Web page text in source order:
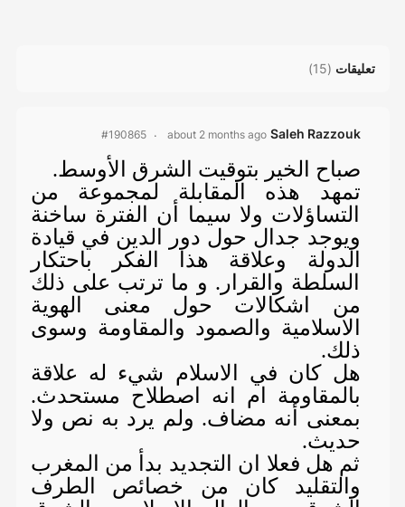
تعليقات (
15
)
Saleh Razzouk
about 2 months ago
#190865
صباح الخير بتوقيت الشرق الأوسط.
تمهد هذه المقابلة لمجموعة من
التساؤلات ولا سيما أن الفترة ساخنة
ويوجد جدال حول دور الدين في قيادة
الدولة وعلاقة هذا الفكر باحتكار
السلطة والقرار. و ما ترتب على ذلك
من اشكالات حول معنى الهوية
الاسلامية والصمود والمقاومة وسوى
ذلك.
هل كان في الاسلام شيء له علاقة
بالمقاومة ام انه اصطلاح مستحدث.
بمعنى أنه مضاف. ولم يرد به نص ولا
حديث.
ثم هل فعلا ان التجديد بدأ من المغرب
والتقليد كان من خصائص الطرف